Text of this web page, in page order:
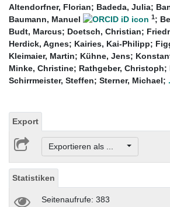
Altendorfner, Florian; Badeda, Julia;
Baumann, Manuel
1;
Budt, Marcus; Doetsch, Christian;
Herdick, Agnes; Kairies, Kai-Philipp;
Kleimaier, Martin; Kühne, Jens;
Minke, Christine; Rathgeber, Christoph;
Schirrmeister, Steffen; Sterner, Michael;
Export
Exportieren als ...
Statistiken
Seitenaufrufe: 383